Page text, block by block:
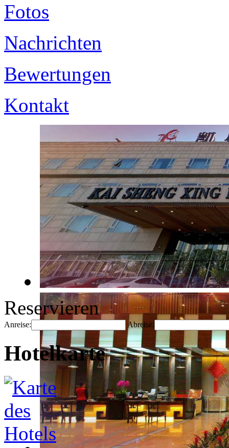
Fotos
Nachrichten
Bewertungen
Kontakt
Reservieren
Anreise: Abreise:
Hotelkarte